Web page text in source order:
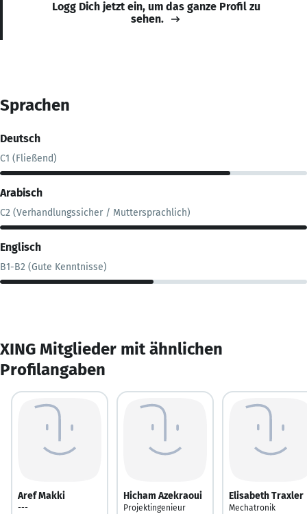
Logg Dich jetzt ein, um das ganze Profil zu
sehen.
Sprachen
Deutsch
C1 (Fließend)
Arabisch
C2 (Verhandlungssicher / Muttersprachlich)
Englisch
B1-B2 (Gute Kenntnisse)
XING Mitglieder mit ähnlichen
Profilangaben
Aref Makki
---
Hicham Azekraoui
Projektingenieur
Elisabeth Traxler
Mechatronik